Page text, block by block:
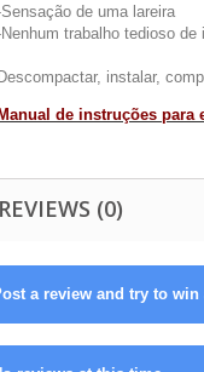
de uma lareira
trabalho tedioso
Descompactar, instalar,
Manual de instruções para
REVIEWS (0)
a review and try to win